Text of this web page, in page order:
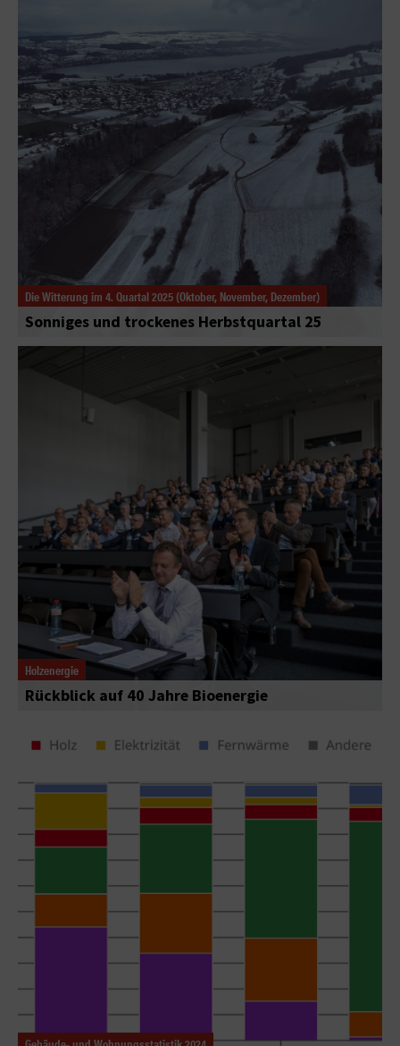
Die Witterung im 4. Quartal 2025 (Oktober, November, Dezember)
Sonniges und trockenes Herbstquartal 25
Holzenergie
Rückblick auf 40 Jahre Bioenergie